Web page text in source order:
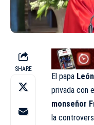
SHARE
El papa
privada con
monseñor
la